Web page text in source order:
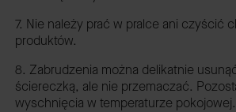
7. Nie należy prać w pralce ani czyścić
produktów.
8. Zabrudzenia można delikatnie
ściereczką, ale nie przemaczać.
wyschnięcia w temperaturze pokojowej.